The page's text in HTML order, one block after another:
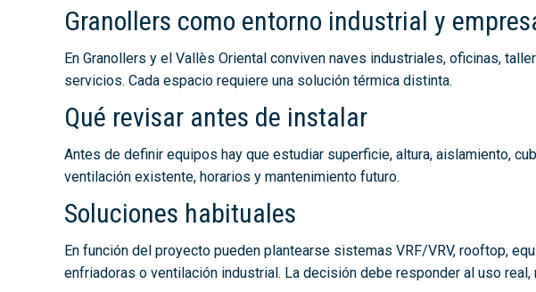
Granollers como entorno industrial y
En Granollers y el Vallès Oriental conviven naves industriales, oficinas,
servicios. Cada espacio requiere una solución térmica distinta.
Qué revisar antes de instalar
Antes de definir equipos hay que estudiar superficie, altura, aislamiento,
ventilación existente, horarios y mantenimiento futuro.
Soluciones habituales
En función del proyecto pueden plantearse sistemas VRF/VRV, rooftop,
enfriadoras o ventilación industrial. La decisión debe responder al uso